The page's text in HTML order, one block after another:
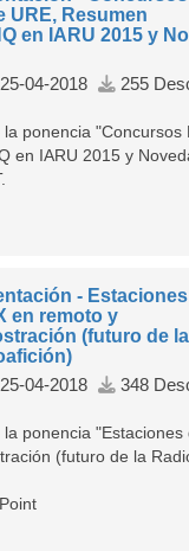
URE, Resumen
en IARU 2015 y
25-04-2018 255
ponencia "Concursos
en IARU 2015 y
- Estaciones
en remoto y
(futuro de la
25-04-2018 348
ponencia "Estaciones
(futuro de la